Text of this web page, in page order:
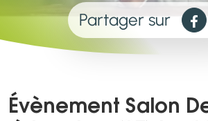
Partager sur
Évènement Salon